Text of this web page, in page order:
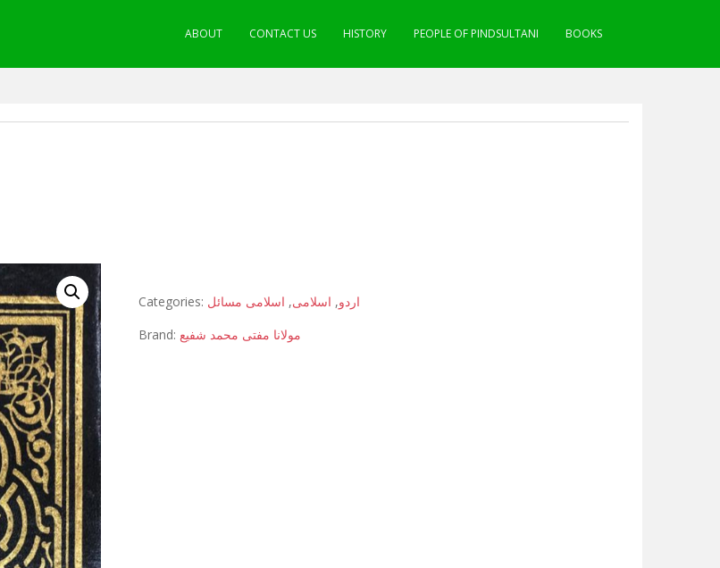
ABOUT CONTACT US HISTORY PEOPLE OF PINDSULTANI BOOKS
Categories: اردو, اسلامی, اسلامی مسائل
Brand: مولانا مفتی محمد شفیع